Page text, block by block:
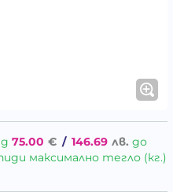
75.00 € / 146.69 лв. до
максимално тегло (кг.)